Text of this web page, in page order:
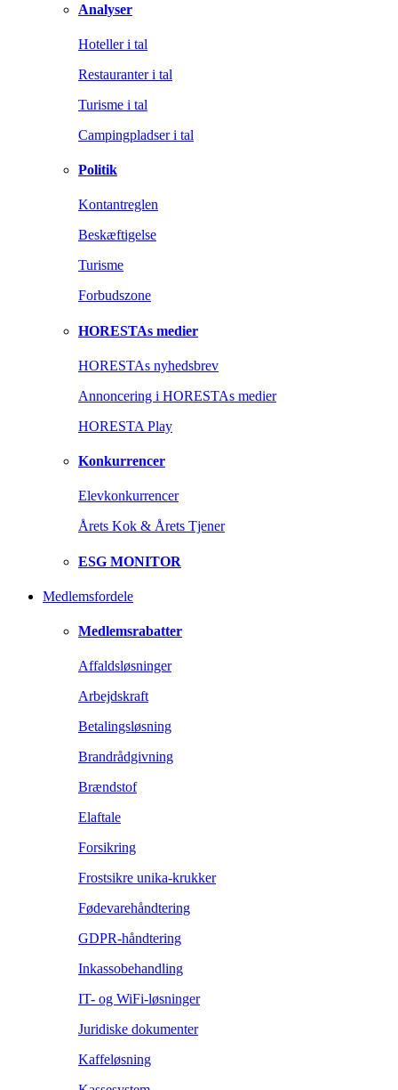
Analyser
Hoteller i tal
Restauranter i tal
Turisme i tal
Campingpladser i tal
Politik
Kontantreglen
Beskæftigelse
Turisme
Forbudszone
HORESTAs medier
HORESTAs nyhedsbrev
Annoncering i HORESTAs medier
HORESTA Play
Konkurrencer
Elevkonkurrencer
Årets Kok & Årets Tjener
ESG MONITOR
Medlemsfordele
Medlemsrabatter
Affaldsløsninger
Arbejdskraft
Betalingsløsning
Brandrådgivning
Brændstof
Elaftale
Forsikring
Frostsikre unika-krukker
Fødevarehåndtering
GDPR-håndtering
Inkassobehandling
IT- og WiFi-løsninger
Juridiske dokumenter
Kaffeløsning